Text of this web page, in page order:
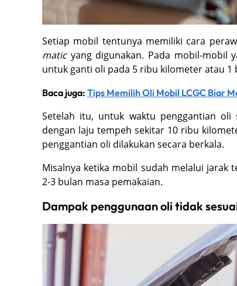
Setiap mobil tentunya memiliki cara
maticyang digunakan. Pada mobil-mobil
untuk ganti oli pada 5 ribu kilometer atau 1
Baca juga: Tips Memilih Oli Mobil LCGC Biar
Setelah itu, untuk waktu penggantian
dengan laju tempeh sekitar 10 ribu
penggantian oli dilakukan secara berkala.
Misalnya ketika mobil sudah melalui jarak
2-3 bulan masa pemakaian.
Dampak penggunaan oli tidak